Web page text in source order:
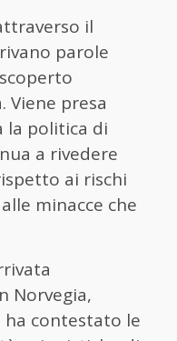
il
parole
Viene presa
la politica di
a rivedere
ai rischi
minacce che
Norvegia,
ha contestato le